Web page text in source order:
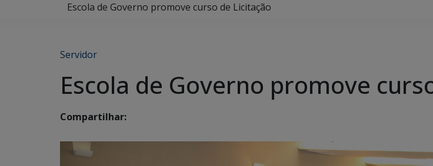
Escola de Governo promove curso de Licitação
Servidor
Escola de Governo promove
Compartilhar: